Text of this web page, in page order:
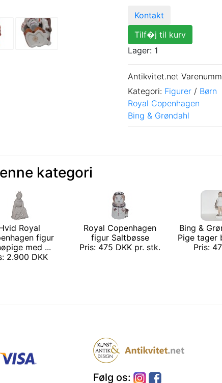
Kontakt
Tilf�j til kurv
Lager: 1
Antikvitet.net
Kategori: Figurer / Børn
Royal Copenhagen
Bing & Grøndahl
kategori
Royal
figur
med ...
2.900 DKK
Royal Copenhagen
figur Saltbøsse
Pris: 475 DKK pr. stk.
Bing &
Pige tager
Pris:
Følg os: